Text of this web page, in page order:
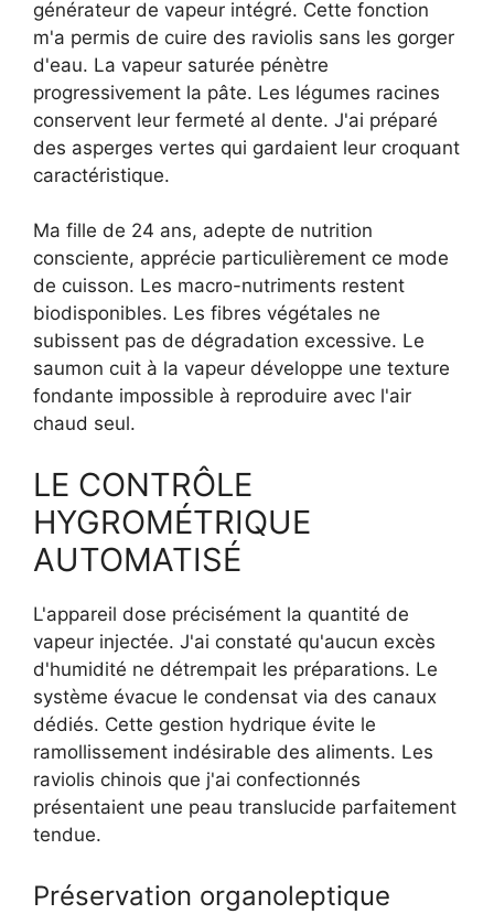
générateur de vapeur intégré. Cette fonction
m'a permis de cuire des raviolis sans les gorger
d'eau. La vapeur saturée pénètre
progressivement la pâte. Les légumes racines
conservent leur fermeté al dente. J'ai préparé
des asperges vertes qui gardaient leur croquant
caractéristique.
Ma fille de 24 ans, adepte de nutrition
consciente, apprécie particulièrement ce mode
de cuisson. Les macro-nutriments restent
biodisponibles. Les fibres végétales ne
subissent pas de dégradation excessive. Le
saumon cuit à la vapeur développe une texture
fondante impossible à reproduire avec l'air
chaud seul.
LE CONTRÔLE
HYGROMÉTRIQUE
AUTOMATISÉ
L'appareil dose précisément la quantité de
vapeur injectée. J'ai constaté qu'aucun excès
d'humidité ne détrempait les préparations. Le
système évacue le condensat via des canaux
dédiés. Cette gestion hydrique évite le
ramollissement indésirable des aliments. Les
raviolis chinois que j'ai confectionnés
présentaient une peau translucide parfaitement
tendue.
Préservation organoleptique